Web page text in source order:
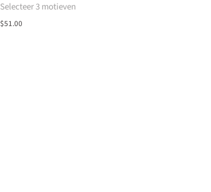
Selecteer 3 motieven
$51.00